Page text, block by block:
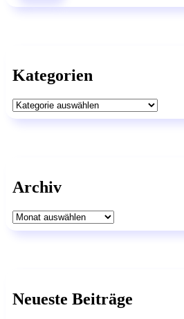
Kategorien
Kategorien
Archiv
Archiv
Neueste Beiträge